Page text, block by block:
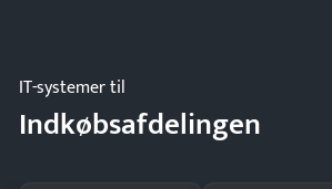
IT-systemer til
Indkøbsafdelingen